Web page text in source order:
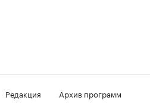
Редакция
Архив программ